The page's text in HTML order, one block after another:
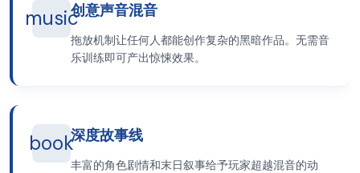
music创意声音混音
拖放机制让任何人都能创作复杂的黑暗作品。无需音
乐训练即可产出惊悚效果。
book深度故事线
丰富的角色剧情和末日叙事给予玩家超越混音的动